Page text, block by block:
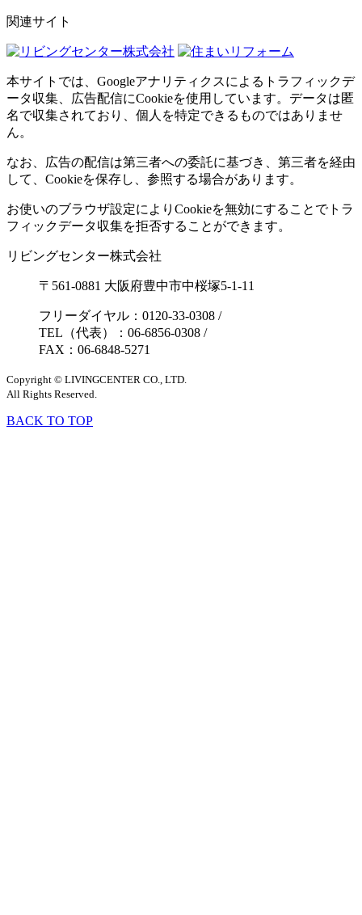
関連サイト
本サイトでは、Googleアナリティクスによるトラフィックデ
ータ収集、広告配信にCookieを使用しています。データは匿
名で収集されており、個人を特定できるものではありませ
ん。
なお、広告の配信は第三者への委託に基づき、第三者を経由
して、Cookieを保存し、参照する場合があります。
お使いのブラウザ設定によりCookieを無効にすることでトラ
フィックデータ収集を拒否することができます。
リビングセンター株式会社
〒561-0881 大阪府豊中市中桜塚5-1-11
フリーダイヤル：0120-33-0308 /
TEL（代表）：06-6856-0308 /
FAX：06-6848-5271
Copyright © LIVINGCENTER CO., LTD.
All Rights Reserved.
BACK TO TOP